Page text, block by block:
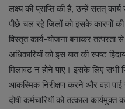
लक्ष्य की प्राप्ति की है, उन्हें सतत्
पीछे चल रहे जिलों को इसके कारणों की
विस्तृत कार्य-योजना बनाकर
अधिकारियों को इस बात की स्पष्ट
मिलावट न होने पाए। इसके लिए सभी
आकस्मिक निरीक्षण करने और वहां
दोषी कर्मचारियों को तत्काल